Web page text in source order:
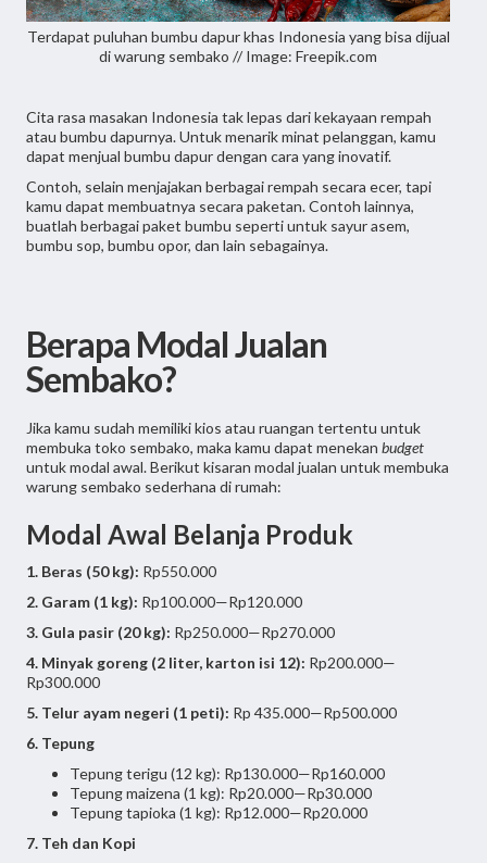
Terdapat puluhan bumbu dapur khas Indonesia yang bisa dijual
di warung sembako // Image: Freepik.com
Cita rasa masakan Indonesia tak lepas dari kekayaan rempah
atau bumbu dapurnya. Untuk menarik minat pelanggan, kamu
dapat menjual bumbu dapur dengan cara yang inovatif.
Contoh, selain menjajakan berbagai rempah secara ecer, tapi
kamu dapat membuatnya secara paketan. Contoh lainnya,
buatlah berbagai paket bumbu seperti untuk sayur asem,
bumbu sop, bumbu opor, dan lain sebagainya.
Berapa Modal Jualan
Sembako?
Jika kamu sudah memiliki kios atau ruangan tertentu untuk
membuka toko sembako, maka kamu dapat menekan budget
untuk modal awal. Berikut kisaran modal jualan untuk membuka
warung sembako sederhana di rumah:
Modal Awal Belanja Produk
1. Beras (50 kg): Rp550.000
2. Garam (1 kg): Rp100.000—Rp120.000
3. Gula pasir (20 kg): Rp250.000—Rp270.000
4. Minyak goreng (2 liter, karton isi 12): Rp200.000—
Rp300.000
5. Telur ayam negeri (1 peti): Rp 435.000—Rp500.000
6. Tepung
Tepung terigu (12 kg): Rp130.000—Rp160.000
Tepung maizena (1 kg): Rp20.000—Rp30.000
Tepung tapioka (1 kg): Rp12.000—Rp20.000
7. Teh dan Kopi